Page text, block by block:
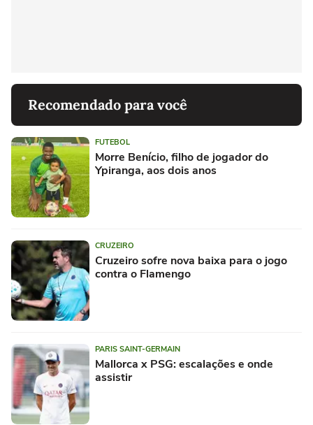
Recomendado para você
FUTEBOL
Morre Benício, filho de jogador do
Ypiranga, aos dois anos
CRUZEIRO
Cruzeiro sofre nova baixa para o jogo
contra o Flamengo
PARIS SAINT-GERMAIN
Mallorca x PSG: escalações e onde
assistir